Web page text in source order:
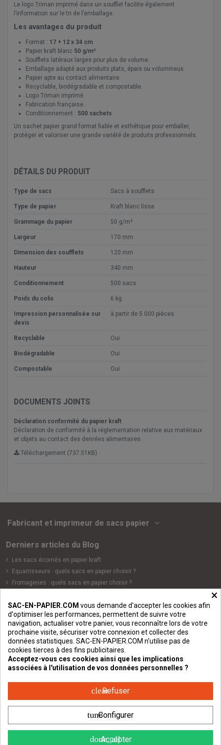
Le logo Triman imprimé dans un soufflet facilite également
l’information sur le tri de l’emballage.
Les avantages du produit
Format : 17 + 12 x 34 cm.
Papier kraft blanc 50 g/m².
Soufflets latéraux larges pour plus de volume.
Emballage adapté aux produits plats, épais ou volumineux.
Papier apte au contact alimentaire.
Recyclable, biodégradable et compostable.
Logo Triman imprimé.
Fabrication française.
Conditionnement : 500 sachets.
Un sachet papier grand format fiable et esthétique pour emballer,
protéger et valoriser une grande variété de produits professionnels.
DÉTAILS DU PRODUIT
Type de sacs Sacs à soufflets
Type de papier Kraft blanc lisse
Grammage du papier 50 g/m²
Largeur 170 mm
Dimension des soufflets 120 mm
Hauteur 340 mm
Conditionnement 500 sacs
Poids du colis 6 kg
Impression personnalisée sur
devis
à partir de 5 000 pièces
Recyclable Oui
Biodégradable Oui
Compostable Oui
DOCUMENTS JOINTS
Déclaration conformité du papier kraft
Déclaration de conformité à la réglementation relative aux matériaux
et objets au contact des denrées alimentaires
Téléchargement (737.51KB)
Fabricant et imprimeur de sacs papier
Derniers articles du Blog
Les sacs écornés en papier kraft
Equarrisseurs : quels sacs en papier choisir ?
Fromageries : quels sacs en papier choisir ?
une épicerie ?
Cavistes et vignerons : quels sacs en papier choisir ?
Catégories de sacs papier
Informations
Modes de paiement et livraison
- ZI de Boisse - 87200 Saint-Junien - France -
×
SAC-EN-PAPIER.COM vous demande d'accepter les cookies afin
d'optimiser les performances, permettent de suivre votre
navigation, actualiser votre panier, vous reconnaître lors de votre
prochaine visite, sécuriser votre connexion et collecter des
données statistiques. SAC-EN-PAPIER.COM n'utilise pas de
cookies tierces à des fins publicitaires.
Acceptez-vous ces cookies ainsi que les implications
associées à l'utilisation de vos données personnelles ?
clearRefuser
tuneConfigurer
done_all
Accepter